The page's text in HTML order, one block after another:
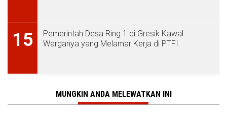
15
Pemerintah Desa Ring 1 di Gresik Kawal
Warganya yang Melamar Kerja di PTFI
MUNGKIN ANDA MELEWATKAN INI